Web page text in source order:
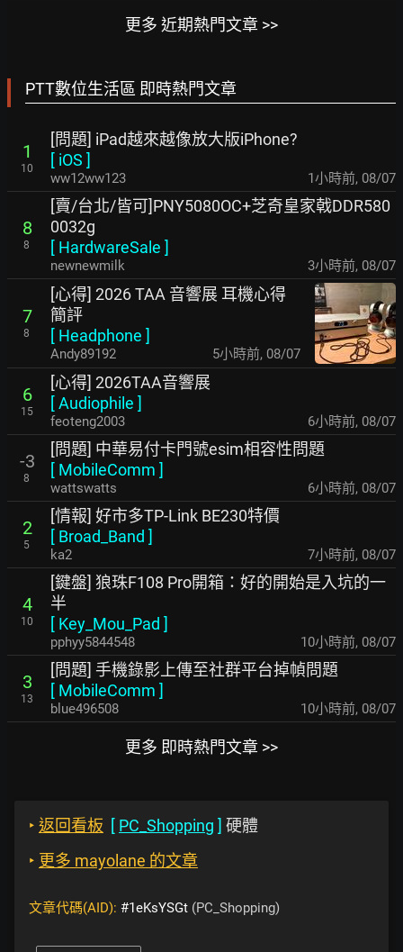
更多 近期熱門文章 >>
PTT數位生活區 即時熱門文章
1
10
[問題] iPad越來越像放大版iPhone?
[ iOS ]
ww12ww123 1小時前, 08/07
8
8
[賣/台北/皆可]PNY5080OC+芝奇皇家戟DDR580
0032g
[ HardwareSale ]
newnewmilk 3小時前, 08/07
7
8
[心得] 2026 TAA 音響展 耳機心得
簡評
[ Headphone ]
Andy89192 5小時前, 08/07
6
15
[心得] 2026TAA音響展
[Audiophile ]
feoteng2003 6小時前, 08/07
-3
8
[問題] 中華易付卡門號esim相容性問題
[ MobileComm ]
wattswatts 6小時前, 08/07
2
5
[情報] 好市多TP-Link BE230特價
[ Broad_Band ]
ka2 7小時前, 08/07
4
10
[鍵盤] 狼珠F108 Pro開箱：好的開始是入坑的一
半
[ Key_Mou_Pad ]
pphyy5844548 10小時前, 08/07
3
13
[問題] 手機錄影上傳至社群平台掉幀問題
[ MobileComm ]
blue496508 10小時前, 08/07
更多 即時熱門文章 >>
‣ 返回看板 [ PC_Shopping ] 硬體
‣ 更多 mayolane 的文章
文章代碼(AID): #1eKsYSGt (PC_Shopping)